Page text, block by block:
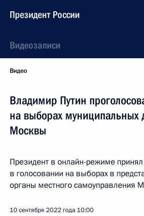
Президент России
Видеозаписи
Видео
Владимир Путин
на выборах муниципальных
Москвы
Президент в онлайн-режиме принял
в голосовании на выборах в
органы местного самоуправления
10 сентября 2022 года 10:00